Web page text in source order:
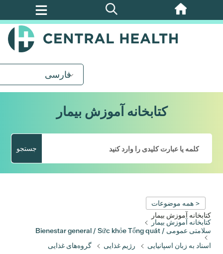
پرش
فارسی
کتابخانه آموزش بیمار
جستجو
< همه موضوعات
کتابخانه آموزش بیمار
کتابخانه آموزش بیمار
سلامتی عمومی / Bienestar general / Sức khỏe Tổng quát
اسناد به زبان اسپانیایی
رژیم غذایی گروه‌های غذایی